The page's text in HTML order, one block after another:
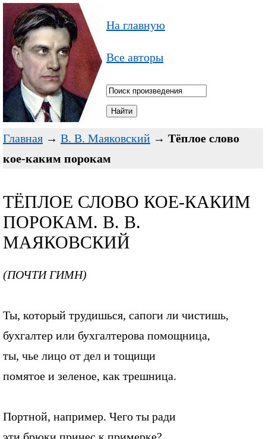
На главную
Все авторы
Главная → В. В. Маяковский → Тёплое слово
кое-каким порокам
ТЁПЛОЕ СЛОВО КОЕ-КАКИМ
ПОРОКАМ. В. В.
МАЯКОВСКИЙ
(ПОЧТИ ГИМН)
Ты, который трудишься, сапоги ли чистишь,
бухгалтер или бухгалтерова помощница,
ты, чье лицо от дел и тощищи
помятое и зеленое, как трешница.
Портной, например. Чего ты ради